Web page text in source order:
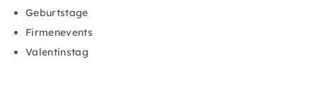
Geburtstage
Firmenevents
Valentinstag